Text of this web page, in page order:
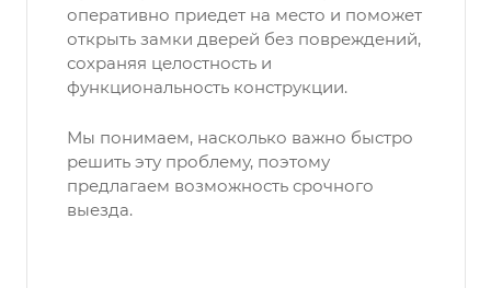
оперативно приедет на место и поможет
открыть замки дверей без повреждений,
сохраняя целостность и
функциональность конструкции.
Мы понимаем, насколько важно быстро
решить эту проблему, поэтому
предлагаем возможность срочного
выезда.